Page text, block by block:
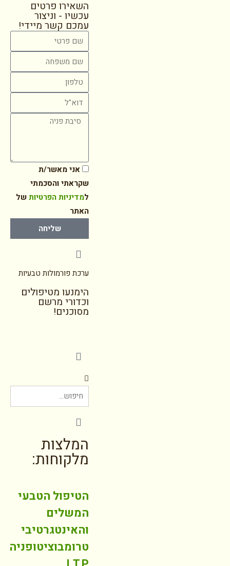
השאירו פרטים
עכשיו - וניצור
עמכם קשר מיידי!
אני מאשר/ת
שקראתי והסכמתי
מדיניות הפרטיותשל
ערכת פורמולות טבעיות
הימנעו מטיפולים
וכדורי מרשם
מסוכנים!
המלצות
מלקוחות:
הטיפול הטבעי
המשלים
והאינטגרטיבי
טרומבוציטופניה